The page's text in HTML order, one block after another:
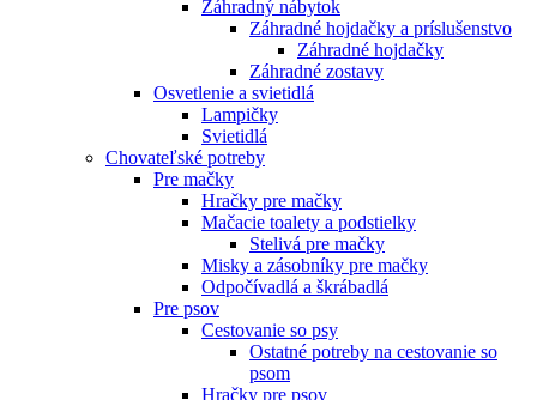
Záhradný nábytok
Záhradné hojdačky a príslušenstvo
Záhradné hojdačky
Záhradné zostavy
Osvetlenie a svietidlá
Lampičky
Svietidlá
Chovateľské potreby
Pre mačky
Hračky pre mačky
Mačacie toalety a podstielky
Stelivá pre mačky
Misky a zásobníky pre mačky
Odpočívadlá a škrábadlá
Pre psov
Cestovanie so psy
Ostatné potreby na cestovanie so
psom
Hračky pre psov